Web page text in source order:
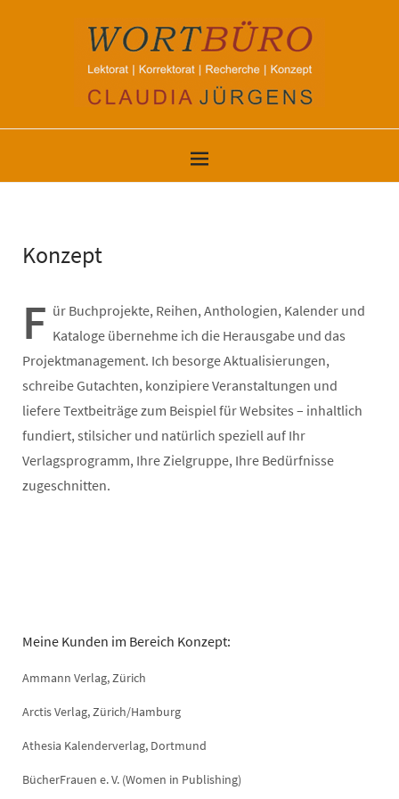
Konzept
F ür Buchprojekte, Reihen, Anthologien, Kalender und
Kataloge übernehme ich die Herausgabe und das
Projektmanagement. Ich besorge Aktualisierungen,
schreibe Gutachten, konzipiere Veranstaltungen und
liefere Textbeiträge zum Beispiel für Websites – inhaltlich
fundiert, stilsicher und natürlich speziell auf Ihr
Verlagsprogramm, Ihre Zielgruppe, Ihre Bedürfnisse
zugeschnitten.
Meine Kunden im Bereich Konzept:
Ammann Verlag, Zürich
Arctis Verlag, Zürich/Hamburg
Athesia Kalenderverlag, Dortmund
BücherFrauen e. V. (Women in Publishing)